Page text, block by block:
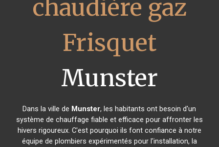
chaudière gaz
Frisquet
Munster
Dans la ville de Munster, les habitants ont besoin d'un
système de chauffage fiable et efficace pour affronter les
hivers rigoureux. C'est pourquoi ils font confiance à notre
équipe de plombiers expérimentés pour l'installation, la